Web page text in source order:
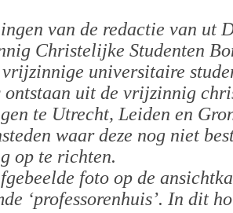
van de redactie van ut
Christelijke Studenten
universitaire
ontstaan uit de vrijzinnig
te Utrecht, Leiden en
waar deze nog niet
op te richten.
foto op de
‘professorenhuis’. In dit